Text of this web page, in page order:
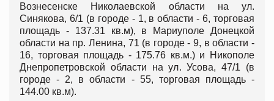
Вознесенске Николаевской области на ул.
Синякова, 6/1 (в городе - 1, в области - 6, торговая
площадь - 137.31 кв.м), в Мариуполе Донецкой
области на пр. Ленина, 71 (в городе - 9, в области -
16, торговая площадь - 175.76 кв.м.) и Никополе
Днепропетровской области на ул. Усова, 47/1 (в
городе - 2, в области - 55, торговая площадь -
144.00 кв.м).